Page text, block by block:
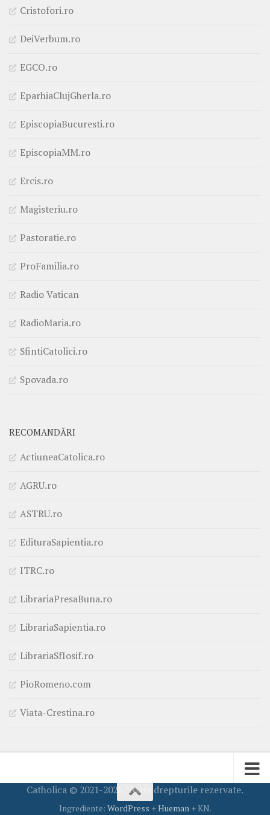
Cristofori.ro
DeiVerbum.ro
EGCO.ro
EparhiaClujGherla.ro
EpiscopiaBucuresti.ro
EpiscopiaMM.ro
Ercis.ro
Magisteriu.ro
Pastoratie.ro
ProFamilia.ro
Radio Vatican
RadioMaria.ro
SfintiCatolici.ro
Spovada.ro
RECOMANDĂRI
ActiuneaCatolica.ro
AGRU.ro
ASTRU.ro
EdituraSapientia.ro
ITRC.ro
LibrariaPresaBuna.ro
LibrariaSapientia.ro
LibrariaSfIosif.ro
PioRomeno.com
Viata-Crestina.ro
Catholica © 2021-2026. Toate drepturile rezervate.
Ingrediente: WordPress +Hueman+ KN.